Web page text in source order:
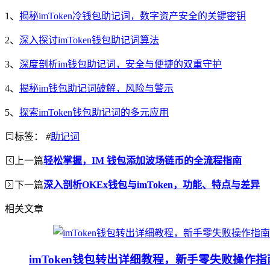
1、 揭秘imToken冷钱包助记词，数字资产安全的关键密钥
2、 深入探讨imToken钱包助记词算法
3、 深度剖析im钱包助记词，安全与便捷的双重守护
4、 揭秘im钱包助记词破解，风险与警示
5、 探索imToken钱包助记词的多元应用
标签： #助记词
上一篇轻松掌握，IM 钱包添加波场链币的全流程指南
下一篇深入剖析OKEx钱包与imToken，功能、特点与差异
相关文章
imToken钱包转出详细教程，新手零失败操作指